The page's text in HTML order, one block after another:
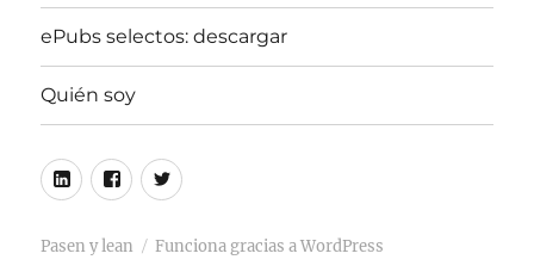
ePubs selectos: descargar
Quién soy
LinkedinFacebookTwitter
Pasen y lean Funciona gracias a WordPress